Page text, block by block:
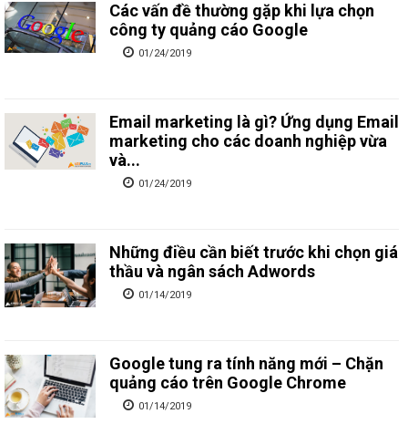
Các vấn đề thường gặp khi lựa chọn
công ty quảng cáo Google
01/24/2019
Email marketing là gì? Ứng dụng Email
marketing cho các doanh nghiệp vừa
và...
01/24/2019
Những điều cần biết trước khi chọn giá
thầu và ngân sách Adwords
01/14/2019
Google tung ra tính năng mới – Chặn
quảng cáo trên Google Chrome
01/14/2019